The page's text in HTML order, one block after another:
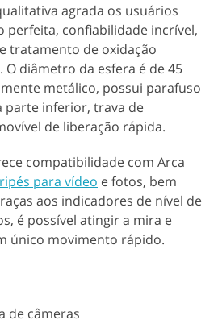
agrada os usuários
perfeita, confiabilidade incrível,
tratamento de oxidação
diâmetro da esfera é de 45
metálico, possui parafuso
parte inferior, trava de
de liberação rápida.
compatibilidade com Arca
para vídeo e fotos, bem
aos indicadores de nível de
é possível atingir a mira e
único movimento rápido.
de câmeras